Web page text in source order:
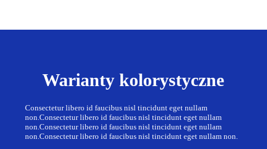
Warianty kolorystyczne
Consectetur libero id faucibus nisl tincidunt eget nullam
non.Consectetur libero id faucibus nisl tincidunt eget nullam
non.Consectetur libero id faucibus nisl tincidunt eget nullam
non.Consectetur libero id faucibus nisl tincidunt eget nullam non.